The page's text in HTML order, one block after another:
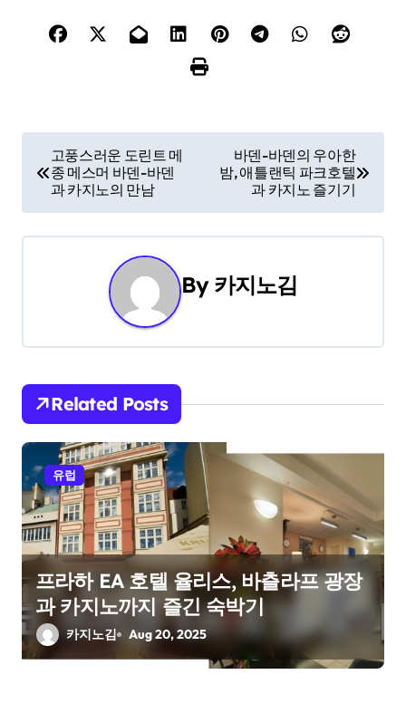
s
a
i
g
a
t
i
o
n
고풍스러운 도린트 메
종 메스머 바덴-바덴
과 카지노의 만남
바덴-바덴의 우아한
밤, 애틀랜틱 파크호텔
과 카지노 즐기기
By 카지노김
Related Posts
유럽
프라하 EA 호텔 율리스, 바츨라프 광장
과 카지노까지 즐긴 숙박기
카지노김 Aug 20, 2025